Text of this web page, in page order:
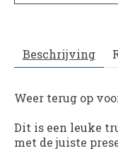
Beschrijving
Weer terug op
Dit is een leuke
met de juiste